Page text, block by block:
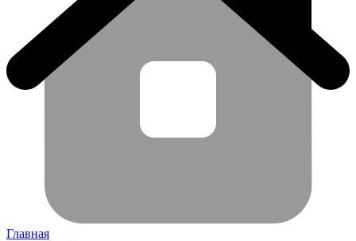
Главная